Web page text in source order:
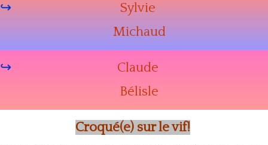
Sylvie
Michaud
Claude
Bélisle
Croqué(e) sur le vif!